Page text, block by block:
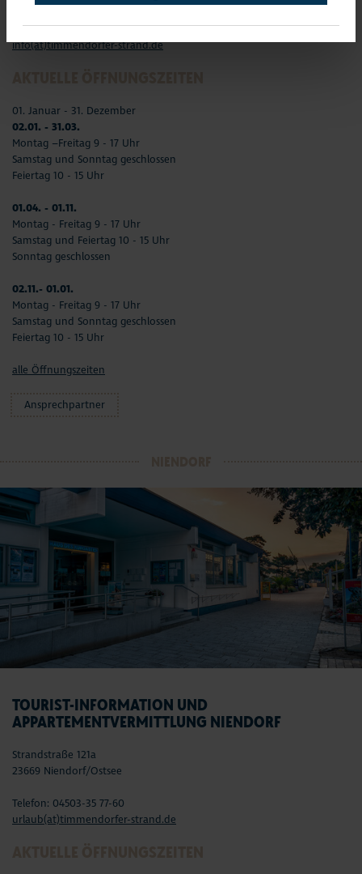
Telefax: 04503-3585-45
info(at)timmendorfer-strand.de
01. Januar - 31. Dezember
02.01. - 31.03.
Montag –Freitag 9 - 17 Uhr
Samstag und Sonntag geschlossen
Feiertag 10 - 15 Uhr
01.04. - 01.11.
Montag - Freitag 9 - 17 Uhr
Samstag und Feiertag 10 - 15 Uhr
Sonntag geschlossen
02.11.- 01.01.
Montag - Freitag 9 - 17 Uhr
Samstag und Sonntag geschlossen
Feiertag 10 - 15 Uhr
alle Öffnungszeiten
Ansprechpartner
TOURIST-INFORMATION UND
APPARTEMENTVERMITTLUNG NIENDORF
Strandstraße 121a
23669 Niendorf/Ostsee
Telefon: 04503-35 77-60
urlaub(at)timmendorfer-strand.de